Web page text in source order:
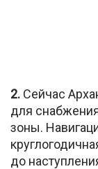
2. Сейчас
для
зоны.
до